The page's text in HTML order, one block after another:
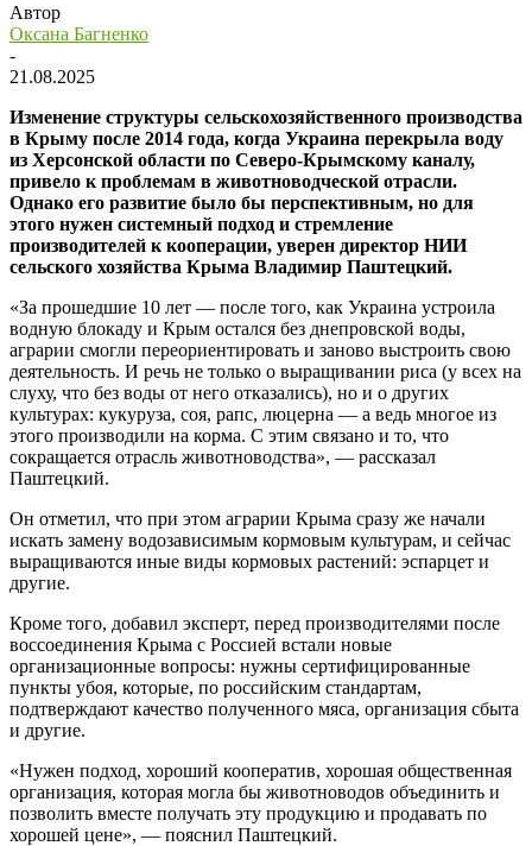
Автор
Оксана Багненко
-
21.08.2025
Изменение структуры сельскохозяйственного производства
в Крыму после 2014 года, когда Украина перекрыла воду
из Херсонской области по Северо-Крымскому каналу,
привело к проблемам в животноводческой отрасли.
Однако его развитие было бы перспективным, но для
этого нужен системный подход и стремление
производителей к кооперации, уверен директор НИИ
сельского хозяйства Крыма Владимир Паштецкий.
«За прошедшие 10 лет — после того, как Украина устроила
водную блокаду и Крым остался без днепровской воды,
аграрии смогли переориентировать и заново выстроить свою
деятельность. И речь не только о выращивании риса (у всех на
слуху, что без воды от него отказались), но и о других
культурах: кукуруза, соя, рапс, люцерна — а ведь многое из
этого производили на корма. С этим связано и то, что
сокращается отрасль животноводства», — рассказал
Паштецкий.
Он отметил, что при этом аграрии Крыма сразу же начали
искать замену водозависимым кормовым культурам, и сейчас
выращиваются иные виды кормовых растений: эспарцет и
другие.
Кроме того, добавил эксперт, перед производителями после
воссоединения Крыма с Россией встали новые
организационные вопросы: нужны сертифицированные
пункты убоя, которые, по российским стандартам,
подтверждают качество полученного мяса, организация сбыта
и другие.
«Нужен подход, хороший кооператив, хорошая общественная
организация, которая могла бы животноводов объединить и
позволить вместе получать эту продукцию и продавать по
хорошей цене», — пояснил Паштецкий.